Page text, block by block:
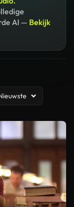
AI — Bekijk